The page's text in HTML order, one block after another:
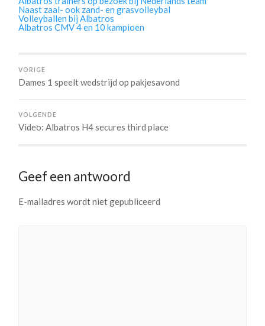
Naast zaal- ook zand- en grasvolleybal
Volleyballen bij Albatros
Albatros CMV 4 en 10 kampioen
VORIGE
Dames 1 speelt wedstrijd op pakjesavond
VOLGENDE
Video: Albatros H4 secures third place
Geef een antwoord
E-mailadres wordt niet gepubliceerd